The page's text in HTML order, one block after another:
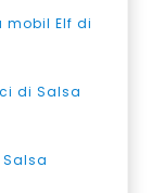
Elf di
di Salsa